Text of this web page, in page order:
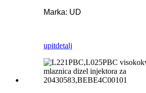
Marka: UD
upitdetalj